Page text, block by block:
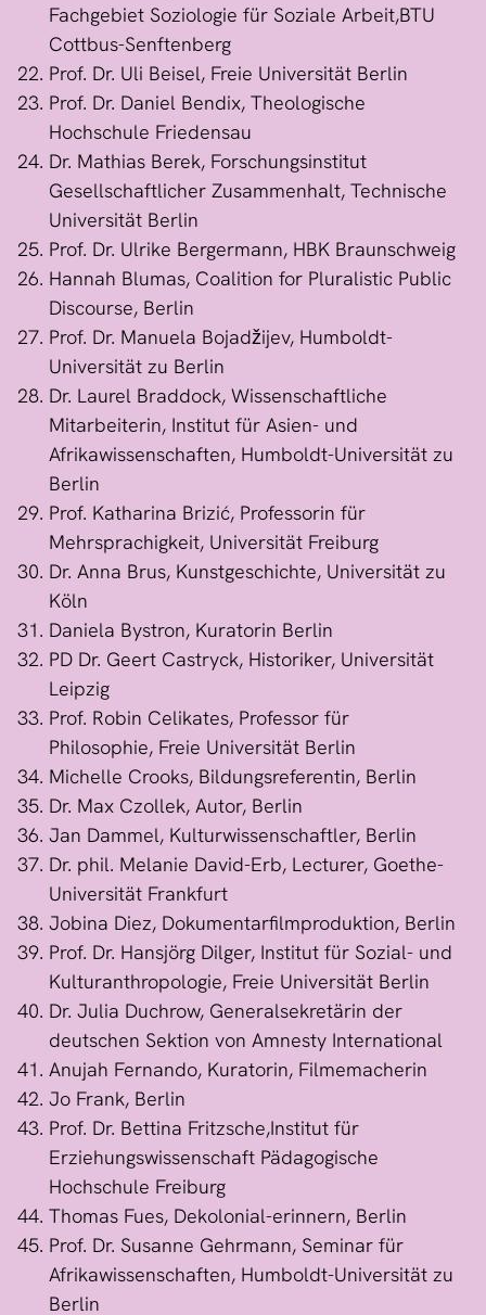
Fachgebiet Soziologie für Soziale Arbeit,BTU
Cottbus-Senftenberg
Prof. Dr. Uli Beisel, Freie Universität Berlin
Prof. Dr. Daniel Bendix, Theologische
Hochschule Friedensau
Dr. Mathias Berek, Forschungsinstitut
Gesellschaftlicher Zusammenhalt, Technische
Universität Berlin
Prof. Dr. Ulrike Bergermann, HBK Braunschweig
Hannah Blumas, Coalition for Pluralistic Public
Discourse, Berlin
Prof. Dr. Manuela Bojadžijev, Humboldt-
Universität zu Berlin
Dr. Laurel Braddock, Wissenschaftliche
Mitarbeiterin, Institut für Asien- und
Afrikawissenschaften, Humboldt-Universität zu
Berlin
Prof. Katharina Brizić, Professorin für
Mehrsprachigkeit, Universität Freiburg
Dr. Anna Brus, Kunstgeschichte, Universität zu
Köln
Daniela Bystron, Kuratorin Berlin
PD Dr. Geert Castryck, Historiker, Universität
Leipzig
Prof. Robin Celikates, Professor für
Philosophie, Freie Universität Berlin
Michelle Crooks, Bildungsreferentin, Berlin
Dr. Max Czollek, Autor, Berlin
Jan Dammel, Kulturwissenschaftler, Berlin
Dr. phil. Melanie David-Erb, Lecturer, Goethe-
Universität Frankfurt
Jobina Diez, Dokumentarfilmproduktion, Berlin
Prof. Dr. Hansjörg Dilger, Institut für Sozial- und
Kulturanthropologie, Freie Universität Berlin
Dr. Julia Duchrow, Generalsekretärin der
deutschen Sektion von Amnesty International
Anujah Fernando, Kuratorin, Filmemacherin
Jo Frank, Berlin
Prof. Dr. Bettina Fritzsche,Institut für
Erziehungswissenschaft Pädagogische
Hochschule Freiburg
Thomas Fues, Dekolonial-erinnern, Berlin
Prof. Dr. Susanne Gehrmann, Seminar für
Afrikawissenschaften, Humboldt-Universität zu
Berlin